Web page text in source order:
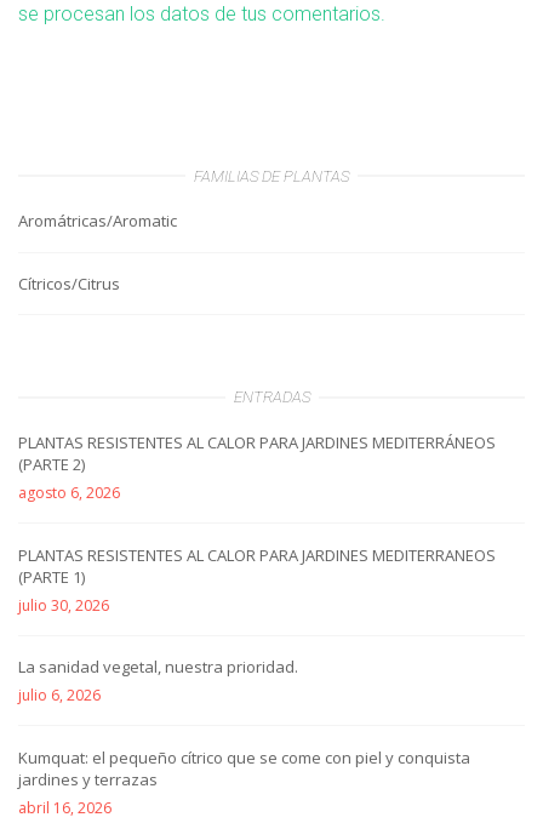
se procesan los datos de tus comentarios.
FAMILIAS DE PLANTAS
Aromátricas/Aromatic
Cítricos/Citrus
ENTRADAS
PLANTAS RESISTENTES AL CALOR PARA JARDINES MEDITERRÁNEOS
(PARTE 2)
agosto 6, 2026
PLANTAS RESISTENTES AL CALOR PARA JARDINES MEDITERRANEOS
(PARTE 1)
julio 30, 2026
La sanidad vegetal, nuestra prioridad.
julio 6, 2026
Kumquat: el pequeño cítrico que se come con piel y conquista
jardines y terrazas
abril 16, 2026